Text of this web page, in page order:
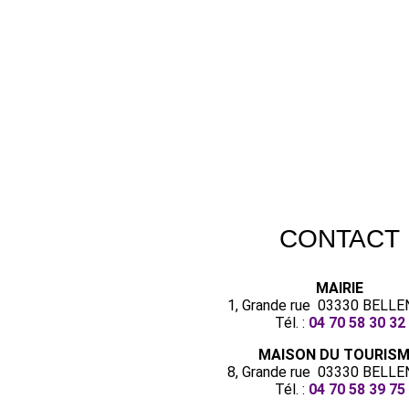
CONTACT
MAIRIE
1, Grande rue 03330
Tél. : 04 70 58 30 32
MAISON DU
8, Grande rue 03330
Tél. : 04 70 58 39 75